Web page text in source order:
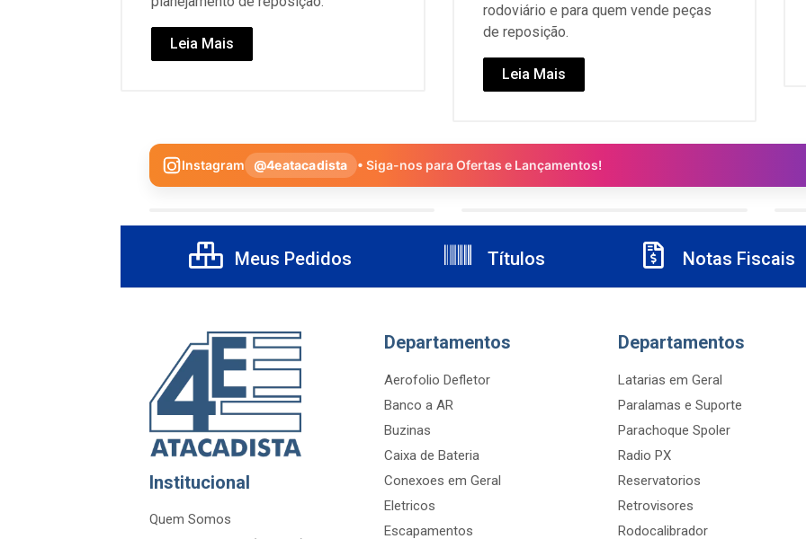
Leia Mais
rodoviário e para quem vende peças
de reposição.
Leia Mais
Instagram @4eatacadista • Siga-nos para Ofertas e Lançamentos!
Meus Pedidos Títulos Notas Fiscais
Institucional
Quem Somos
Departamentos
Aerofolio Defletor
Banco a AR
Buzinas
Caixa de Bateria
Conexoes em Geral
Eletricos
Escapamentos
Departamentos
Latarias em Geral
Paralamas e Suporte
Parachoque Spoler
Radio PX
Reservatorios
Retrovisores
Rodocalibrador